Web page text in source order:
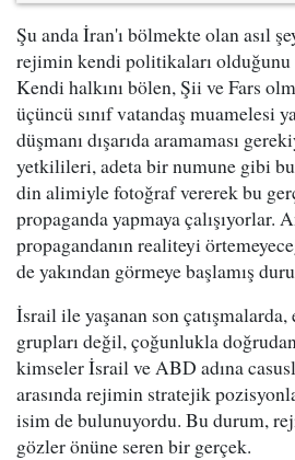
Şu anda İran'ı bölmekte olan asıl
rejimin kendi politikaları
Kendi halkını bölen, Şii ve Fars
üçüncü sınıf vatandaş muamelesi
düşmanı dışarıda aramaması
yetkilileri, adeta bir numune gibi
din alimiyle fotoğraf vererek bu
propaganda yapmaya çalışıyorlar.
propagandanın realiteyi
de yakından görmeye başlamış
İsrail ile yaşanan son
grupları değil, çoğunlukla
kimseler İsrail ve ABD adına
arasında rejimin stratejik
isim de bulunuyordu. Bu durum,
gözler önüne seren bir gerçek.